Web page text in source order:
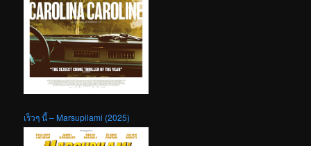
เร็วๆ นี้ – Marsupilami (2025)